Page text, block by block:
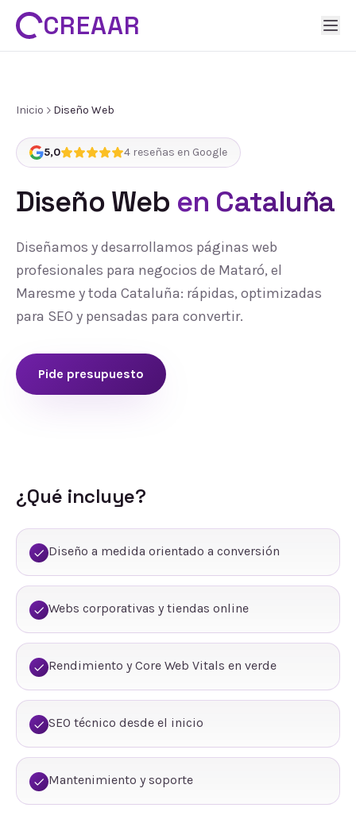
CREAAR
Inicio Diseño Web
5,0 4 reseñas en Google
Diseño Web en Cataluña
Diseñamos y desarrollamos páginas web
profesionales para negocios de Mataró, el
Maresme y toda Cataluña: rápidas, optimizadas
para SEO y pensadas para convertir.
Pide presupuesto
¿Qué incluye?
Diseño a medida orientado a conversión
Webs corporativas y tiendas online
Rendimiento y Core Web Vitals en verde
SEO técnico desde el inicio
Mantenimiento y soporte